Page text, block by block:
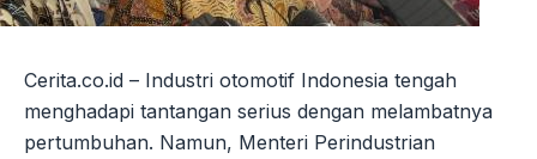
Cerita.co.id – Industri otomotif Indonesia tengah
menghadapi tantangan serius dengan melambatnya
pertumbuhan. Namun, Menteri Perindustrian